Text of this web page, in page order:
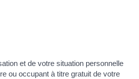
et de votre situation personnelle
ou occupant à titre gratuit de votre